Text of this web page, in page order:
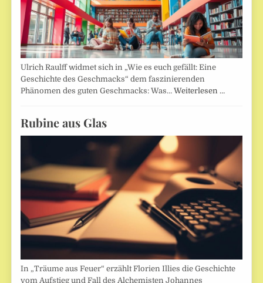
Ulrich Raulff widmet sich in „Wie es euch gefällt: Eine
Geschichte des Geschmacks“ dem faszinierenden
Phänomen des guten Geschmacks: Was…Weiterlesen …
Rubine aus Glas
In „Träume aus Feuer“ erzählt Florien Illies die Geschichte
vom Aufstieg und Fall des Alchemisten Johannes